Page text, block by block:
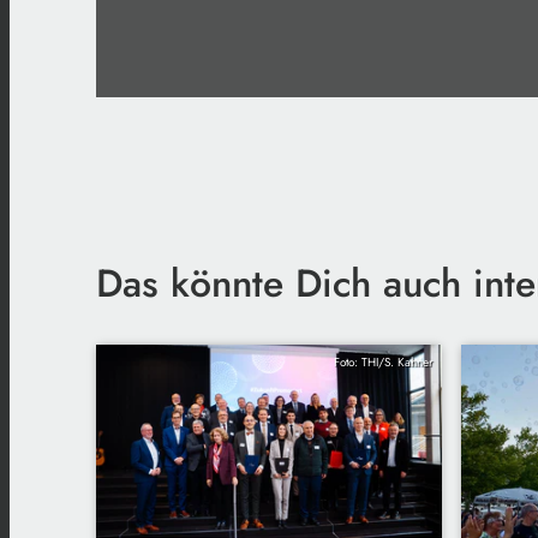
Das könnte Dich auch
Foto: THI/S. Kahner